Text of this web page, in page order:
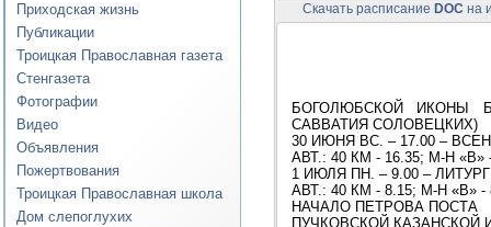
Приходская жизнь
Публикации
Троицкая Православная газета
Стенгазета
Фотографии
Видео
Объявления
Пожертвования
Троицкая Православная школа
Дом слепоглухих
Скачать расписание DOC на
БОГОЛЮБСКОЙ ИКОНЫ
САВВАТИЯ СОЛОВЕЦКИХ)
30 ИЮНЯ ВС. – 17.00 –
АВТ.: 40 КМ - 16.35; М-Н «В»
1 ИЮЛЯ ПН. – 9.00 –
АВТ.: 40 КМ - 8.15; М-Н «В» -
НАЧАЛО ПЕТРОВА ПОСТА
ПУЧКОВСКОЙ